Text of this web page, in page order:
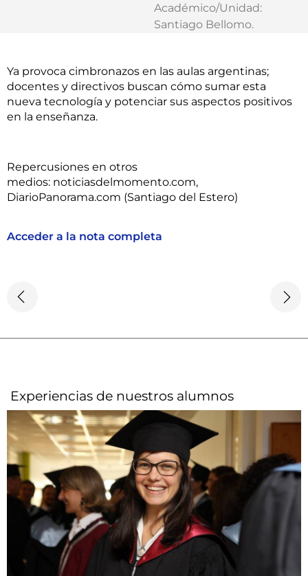
Académico/Unidad:
Santiago Bellomo.
Ya provoca cimbronazos en las aulas argentinas;
docentes y directivos buscan cómo sumar esta
nueva tecnología y potenciar sus aspectos positivos
en la enseñanza.
Repercusiones en otros
medios: noticiasdelmomento.com,
DiarioPanorama.com (Santiago del Estero)
Acceder a la nota completa
Experiencias de nuestros alumnos​